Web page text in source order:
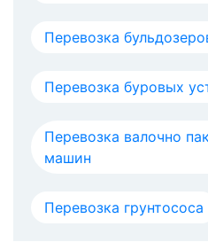
Перевозка
Перевозка буровых
Перевозка валочно
машин
Перевозка грунтососа